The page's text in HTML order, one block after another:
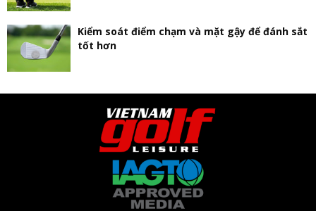
Kiểm soát điểm chạm và mặt gậy để đánh sắt
tốt hơn